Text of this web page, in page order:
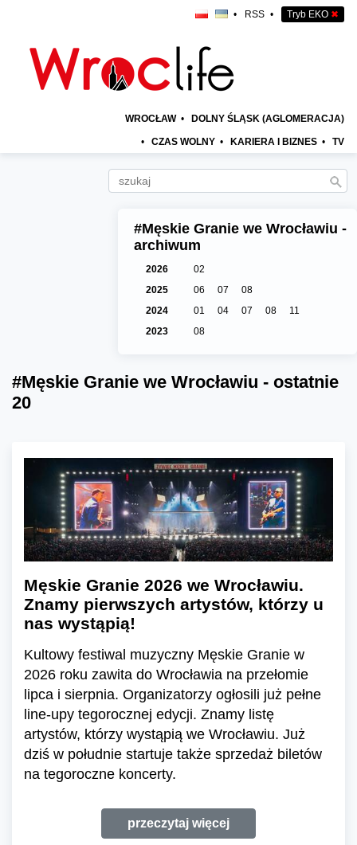
• RSS • Tryb EKO ✖
WROCŁAW • DOLNY ŚLĄSK (AGLOMERACJA)
• CZAS WOLNY • KARIERA I BIZNES • TV
#Męskie Granie we Wrocławiu -
archiwum
2026
02
2025
06 07
08
2024
01 04 07 08
11
2023
08
#Męskie Granie we Wrocławiu - ostatnie
20
Męskie Granie 2026 we Wrocławiu.
Znamy pierwszych artystów, którzy u
nas wystąpią!
Kultowy festiwal muzyczny Męskie Granie w
2026 roku zawita do Wrocławia na przełomie
lipca i sierpnia. Organizatorzy ogłosili już pełne
line-upy tegorocznej edycji. Znamy listę
artystów, którzy wystąpią we Wrocławiu. Już
dziś w południe startuje także sprzedaż biletów
na tegoroczne koncerty.
przeczytaj więcej